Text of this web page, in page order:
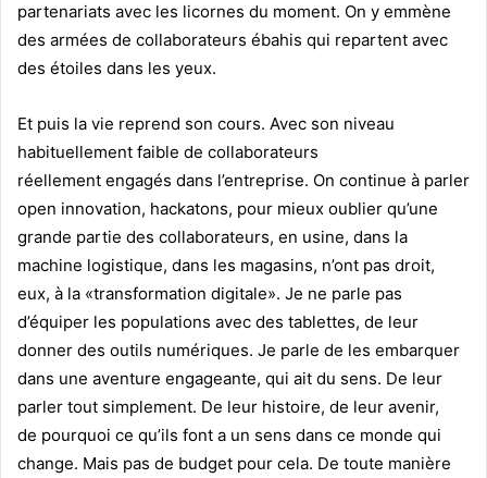
partenariats avec les licornes du moment. On y emmène
des armées de collaborateurs ébahis qui repartent avec
des étoiles dans les yeux.
Et puis la vie reprend son cours. Avec son niveau
habituellement faible de collaborateurs
réellement engagés dans l’entreprise. On continue à parler
open innovation, hackatons, pour mieux oublier qu’une
grande partie des collaborateurs, en usine, dans la
machine logistique, dans les magasins, n’ont pas droit,
eux, à la «transformation digitale». Je ne parle pas
d’équiper les populations avec des tablettes, de leur
donner des outils numériques. Je parle de les embarquer
dans une aventure engageante, qui ait du sens. De leur
parler tout simplement. De leur histoire, de leur avenir,
de pourquoi ce qu’ils font a un sens dans ce monde qui
change. Mais pas de budget pour cela. De toute manière